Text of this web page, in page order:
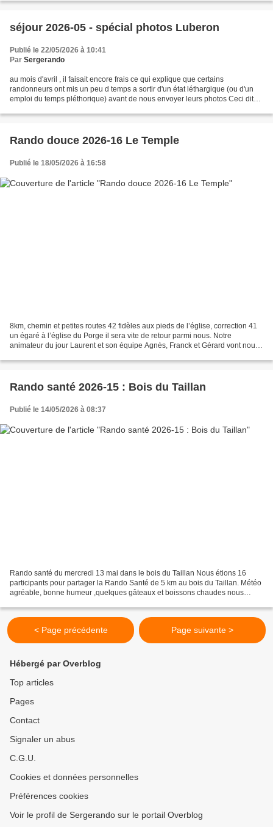
séjour 2026-05 - spécial photos Luberon
Publié le 22/05/2026 à 10:41
Par Sergerando
au mois d'avril , il faisait encore frais ce qui explique que certains
randonneurs ont mis un peu d temps a sortir d'un état léthargique (ou d'un
emploi du temps pléthorique) avant de nous envoyer leurs photos Ceci dit
Rando douce 2026-16 Le Temple
Publié le 18/05/2026 à 16:58
8km, chemin et petites routes 42 fidèles aux pieds de l’église, correction 41
un égaré à l’église du Porge il sera vite de retour parmi nous. Notre
animateur du jour Laurent et son équipe Agnès, Franck et Gérard vont nous
Rando santé 2026-15 : Bois du Taillan
Publié le 14/05/2026 à 08:37
Rando santé du mercredi 13 mai dans le bois du Taillan Nous étions 16
participants pour partager la Rando Santé de 5 km au bois du Taillan. Météo
agréable, bonne humeur ,quelques gâteaux et boissons chaudes nous
< Page précédente Page suivante >
Hébergé par Overblog
Top articles
Pages
Contact
Signaler un abus
C.G.U.
Cookies et données personnelles
Préférences cookies
Voir le profil de Sergerando sur le portail Overblog